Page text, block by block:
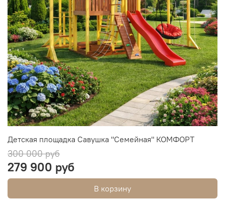
Детская площадка Савушка "Семейная" КОМФОРТ
300 000 руб
279 900 руб
В корзину